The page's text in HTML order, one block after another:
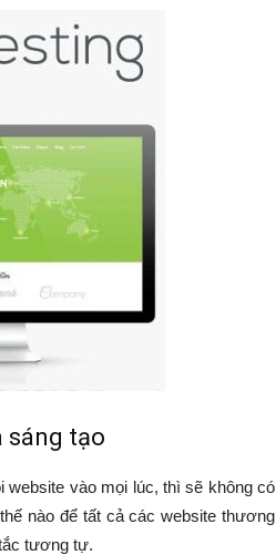
sáng tạo
website vào mọi lúc, thì sẽ không có
nào để tất cả các website thương
tương tự.